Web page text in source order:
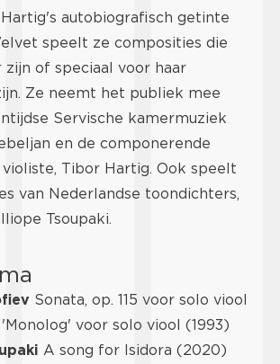
Hartig's autobiografisch getinte
speelt ze composities die
zijn of speciaal voor haar
Ze neemt het publiek mee
Servische kamermuziek
en de componerende
Tibor Hartig. Ook speelt
van Nederlandse toondichters,
Tsoupaki.
Sonata, op. 115 voor solo viool
'Monolog' voor solo viool (1993)
A song for Isidora (2020)